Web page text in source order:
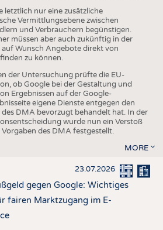
letztlich nur eine zusätzliche
Vermittlungsebene zwischen
und Verbrauchern begünstigen.
müssen aber auch zukünftig in der
auf Wunsch Angebote direkt von
zu können.
der Untersuchung prüfte die EU-
ob Google bei der Gestaltung und
Ergebnissen auf der Google-
eigene Dienste entgegen den
des DMA bevorzugt behandelt hat. In der
wurde nun ein Verstoß
Vorgaben des DMA festgestellt.
MORE
23.07.2026
gegen Google: Wichtiges
fairen Marktzugang im E-